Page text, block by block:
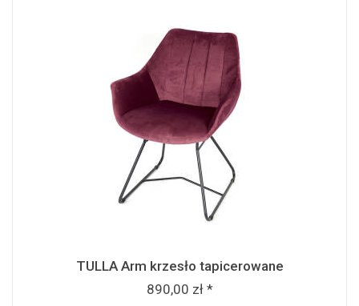
TULLA Arm krzesło tapicerowane
890,00 zł *